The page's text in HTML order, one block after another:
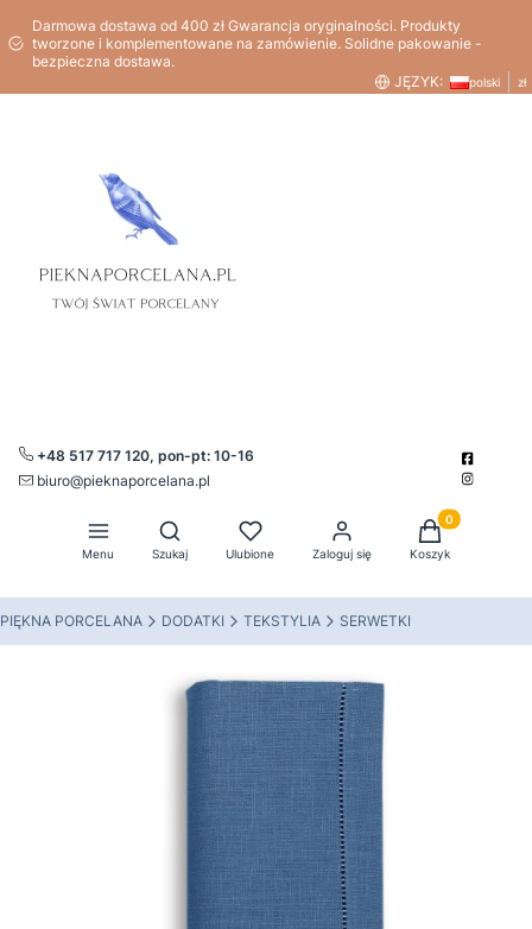
Darmowa dostawa od 400 zł Gwarancja oryginalności. Produkty
tworzone i komplementowane na zamówienie. Solidne pakowanie -
bezpieczna dostawa.
JĘZYK:
polski zł
+48 517 717 120, pon-pt: 10-16
biuro@pieknaporcelana.pl
Menu
Otwórz wyszukiwarkę
Szukaj Ulubione Zaloguj się
Produkty w
Koszyk
PIĘKNA PORCELANA DODATKI TEKSTYLIA SERWETKI